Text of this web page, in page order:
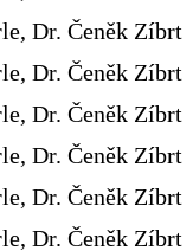
Dr. Čeněk Zíbrt
Dr. Čeněk Zíbrt
Dr. Čeněk Zíbrt
Dr. Čeněk Zíbrt
Dr. Čeněk Zíbrt
Dr. Čeněk Zíbrt